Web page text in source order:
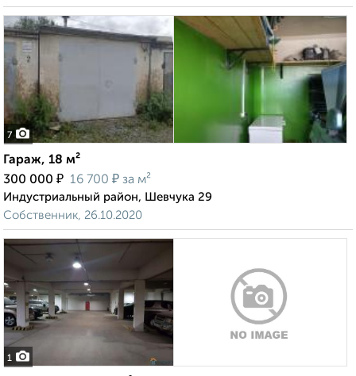
7
Гараж, 18 м²
300 000 ₽ 16 700 ₽ за м²
Индустриальный район, Шевчука 29
Собственник, 26.10.2020
1